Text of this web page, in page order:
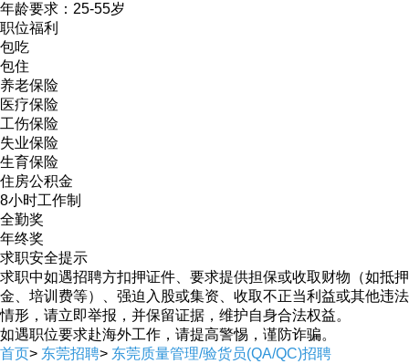
年龄要求：25-55岁
职位福利
包吃
包住
养老保险
医疗保险
工伤保险
失业保险
生育保险
住房公积金
8小时工作制
全勤奖
年终奖
求职安全提示
求职中如遇招聘方扣押证件、要求提供担保或收取财物（如抵押
金、培训费等）、强迫入股或集资、收取不正当利益或其他违法
情形，请立即举报，并保留证据，维护自身合法权益。
如遇职位要求赴海外工作，请提高警惕，谨防诈骗。
首页> 东莞招聘> 东莞质量管理/验货员(QA/QC)招聘